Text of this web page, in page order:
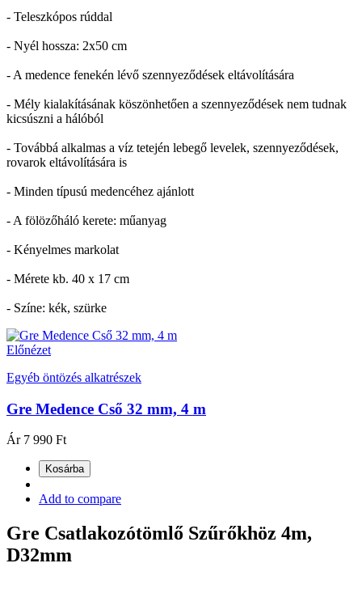
- Teleszkópos rúddal
- Nyél hossza: 2x50 cm
- A medence fenekén lévő szennyeződések eltávolítására
- Mély kialakításának köszönhetően a szennyeződések nem tudnak
kicsúszni a hálóból
- Továbbá alkalmas a víz tetején lebegő levelek, szennyeződések,
rovarok eltávolítására is
- Minden típusú medencéhez ajánlott
- A fölözőháló kerete: műanyag
- Kényelmes markolat
- Mérete kb. 40 x 17 cm
- Színe: kék, szürke
Előnézet
Egyéb öntözés alkatrészek
Gre Medence Cső 32 mm, 4 m
Ár 7 990 Ft
Kosárba
Add to compare
Gre Csatlakozótömlő Szűrőkhöz 4m,
D32mm